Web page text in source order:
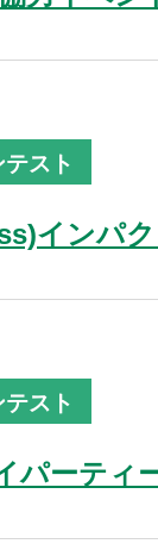
スト
インパ
スト
パーティ